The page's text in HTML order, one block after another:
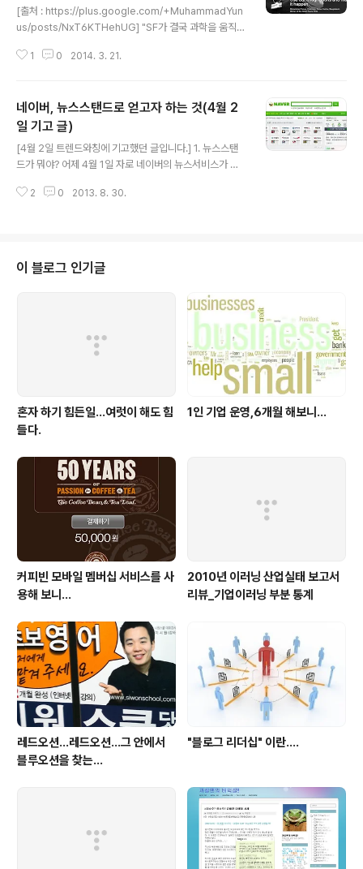
도움이 조금이라도 되는 광고라면 거기에서 원하는 정보나
가치를 얻으면 된다. 툴툴거리기만 할게 아니라 어떻게 더
활용을 잘할 수 있을가에 대한 고민과 전략을 수립하셔야
할 듯. 페이스북에서 안내해온 내용을 옮겨 본다. 1. 더 연관
[출처 : https://plus.google.com/+MuhammadYun
us/posts/NxT6KTHehUG] "SF가 결국 과학을 움직였
키려면 소셜픽션을 써야 한다" - 무함마드 유누스 2013년
는 워낙 유명한 원작자와 스티븐 스필버그와의 만남, 그리
고 탐 크루즈 주연이라는 것만으로도 주목을 끌 수 있는데
그 내용과 연출력이 워낙 인상 깊었기 때문이 아닌가 싶다.
그런데… 10여년이 지난 지금도 여전히 이 영화가 주목을
받는 것은 영화에 나왔던 여러가지 기술과 서비스,IT 환경
등이 2014년 현재 현실화되어 가고 있다는 것이고..
1 0 2014. 3. 21.
네이버, 뉴스스탠드로 얻고자 하는 것(4월 2
일 기고 글)
[4월 2일 트렌드와칭에 기고했던 글입니다.] 1. 뉴스스탠
드가 뭐야? 어제 4월 1일 자로 네이버의 뉴스서비스가 새
등장을 했는데... 많은 미디어들이 그 동안 뉴스캐스트를 통
스캐스트를 운영하면서 나온 많은 부작용(선정성과 호객성
기사 중심)으로 인해서 나온 대안이라고 하는데 물론 그런
부분만이 전부는 아니고 말못할 사정(?)도 있었을 거라 추
측해 본다 위 이미지는 필자가 로그인을 한 후에 보여지는
뉴스 메인 부분이다. 뉴스스탠드가 어떤 것인가에 대한 부
분은 네이버 뉴스스탠드..
2 0 2013. 8. 30.
이 블로그 인기글
혼자 하기 힘든일…여럿이 해도 힘
들다.
1인 기업 운영,6개월 해보니...
커피빈 모바일 멤버십 서비스를 사
용해 보니...
2010년 이러닝 산업실태 보고서
리뷰_기업이러닝 부분 통계
레드오션...레드오션...그 안에서
블루오션을 찾는...
"블로그 리더십" 이란....